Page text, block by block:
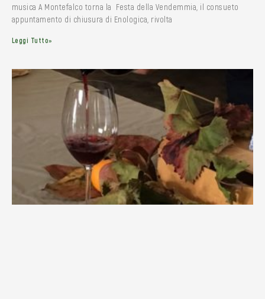
musica A Montefalco torna la Festa della Vendemmia, il consueto
appuntamento di chiusura di Enologica, rivolta
Leggi Tutto»